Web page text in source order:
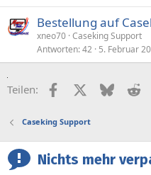
Bestellung auf
xneo70 Caseking Support
Antworten 42 5. Februar
Teilen: FacebookX (Twitter)
Bluesky
Caseking Support
Nichts mehr